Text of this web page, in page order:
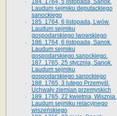
184. 1764, 5 listopada, Sanok.
Laudum sejmiku deputackiego
sanockiego
185. 1764, 6 listopada, Lwów.
Laudum sejmiku
gospodarskiego lwowskiego
186. 1764, 6 listopada, Sanok.
Laudum sejmiku
gospodarskiego sanockiego.
187. 1765, 25 stycznia, Sanok.
Laudum sejmiku
gospodarskiego sanockiego
188. 1765, 3 lutego Przemyśl.
Uchwały ziemian przemyskich
189. 1765, 22 kwietnia, Wisznia.
Laudum sejmiku relacyjnego
wiszeńskiego